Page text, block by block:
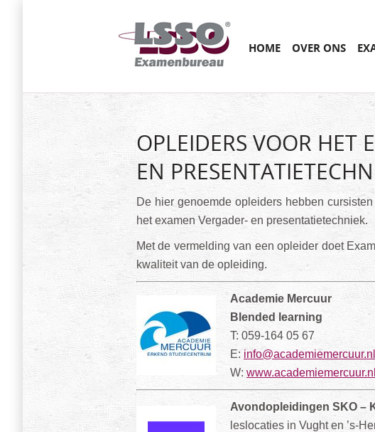
Main menu
SKIP
HOME OVER ONS
OPLEIDERS VOOR HET
EN
De hier genoemde opleiders hebben
het examen Vergader- en presentatietechniek.
Met de vermelding van een opleider doet
kwaliteit van de opleiding.
Academie Mercuur
Blended learning
T: 059-164 05 67
E: info@academiemercuur.nl
W: www.academiemercuur.nl
Avondopleidingen SKO –
leslocaties in Vught en ’s-